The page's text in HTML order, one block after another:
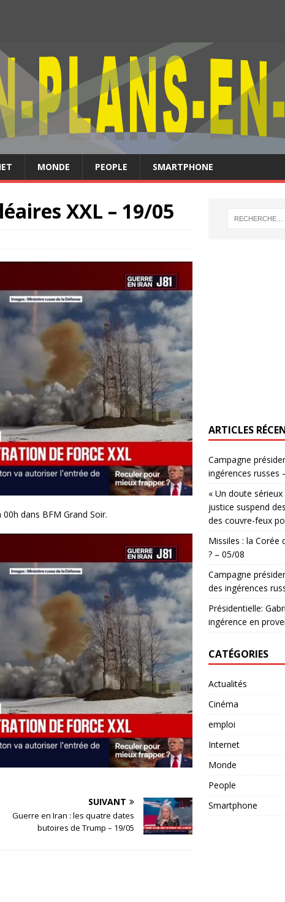
MONDE PEOPLE SMARTPHONE
XXL – 19/05
dans BFM Grand Soir.
SUIVANT
Guerre en Iran : les quatre dates
butoires de Trump – 19/05
ARTICLES
Campagne
ingérences russes
« Un doute
justice suspend
des couvre-feux
Missiles : la Corée
? – 05/08
Campagne
des ingérences
Présidentielle:
ingérence en
CATÉGORIES
Actualités
Cinéma
emploi
Internet
Monde
People
Smartphone